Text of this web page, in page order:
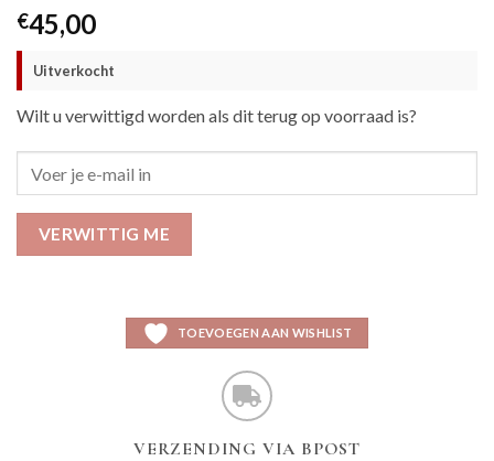
€45,00
Uitverkocht
Wilt u verwittigd worden als dit terug op voorraad is?
VERWITTIG ME
TOEVOEGEN AAN WISHLIST
VERZENDING VIA BPOST